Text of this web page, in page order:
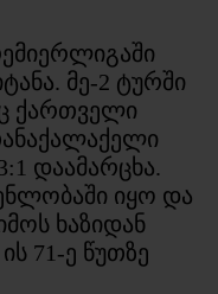
მე-2 ტურში
ქართველი
დაამარცხა.
იყო და
ხაზიდან
71-ე წუთზე